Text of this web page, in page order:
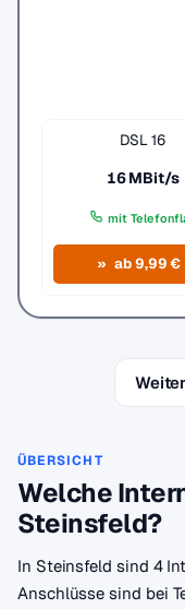
DSL 16
16 MBit/s
mit
ab 9,99 €
ÜBERSICHT
Welche
Steinsfeld?
In Steinsfeld sind 4
Anschlüsse sind bei